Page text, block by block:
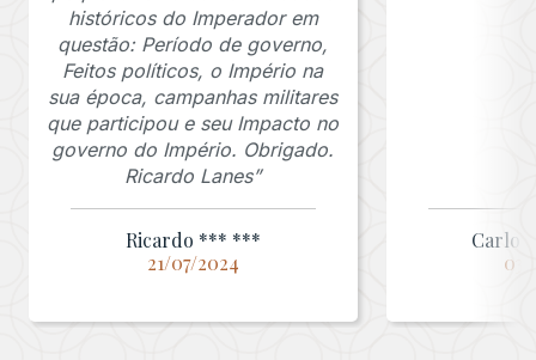
históricos do Imperador em
questão: Período de governo,
Feitos políticos, o Império na
sua época, campanhas militares
que participou e seu Impacto no
governo do Império. Obrigado.
Ricardo Lanes”
Ricardo *** ***
21/07/2024
03/